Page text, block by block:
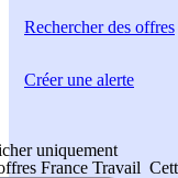
Rechercherdes offres
uniquement
France Travail
Créer une alerte